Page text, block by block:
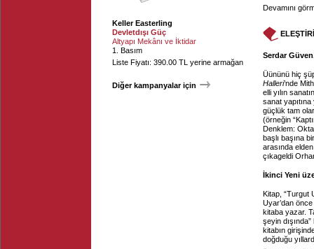
Keller Easterling
Devletdışı Güç
Altyapı Mekânı ve İktidar
1. Basım
Liste Fiyatı: 390.00 TL yerine armağan
Diğer kampanyalar için
Devamını
Serdar
Üününü hiç
Halleri’nde
elli yılın
sanat
güçlük tam
(örneğin
Denklem:
başlı başına
arasında
çıkageldi
İkinci Yeni
Kitap, “Turgut
Uyar’dan
kitaba yazar.
şeyin
kitabın
doğduğu